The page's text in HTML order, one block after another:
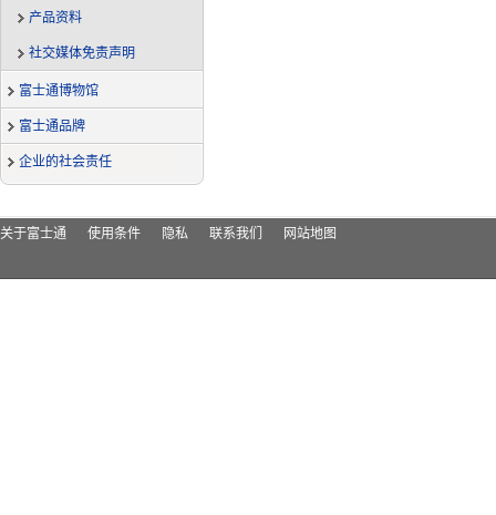
产品资料
社交媒体免责声明
富士通博物馆
富士通品牌
企业的社会责任
关于富士通 使用条件 隐私 联系我们 网站地图